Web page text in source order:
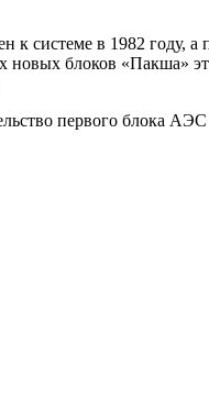
к системе в 1982 году,
блоков «Пакша»
первого блока